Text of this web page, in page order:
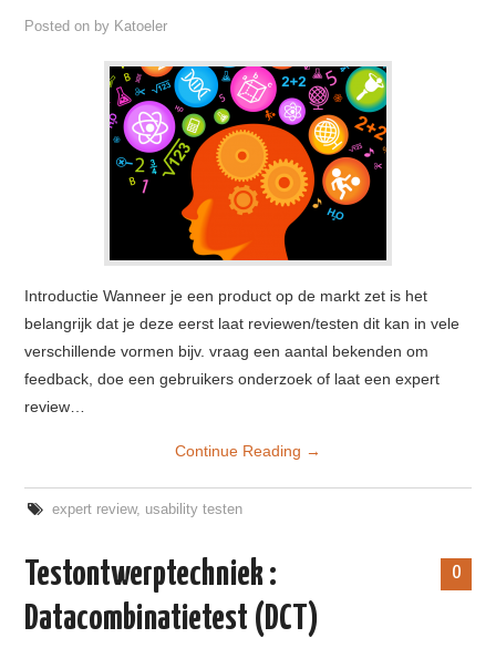
Posted on by Katoeler
Introductie Wanneer je een product op de markt zet is het
belangrijk dat je deze eerst laat reviewen/testen dit kan in vele
verschillende vormen bijv. vraag een aantal bekenden om
feedback, doe een gebruikers onderzoek of laat een expert
review…
Continue Reading →
expert review, usability testen
0
Testontwerptechniek :
Datacombinatietest (DCT)